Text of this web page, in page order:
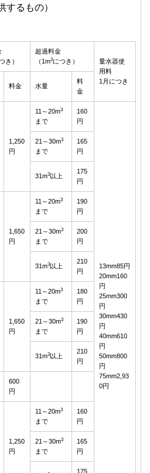
するもの）
き）
超過料金
（1m3につき）
量水器使
用料
1月につき
料金 水量
料
金
1,250
円
11～20m3
まで
160
円
13mm85円
20mm160
円
25mm300
円
30mm430
円
40mm610
円
50mm800
円
75mm2,93
0円
21～30m3
まで
165
円
31m3以上
175
円
1,650
円
11～20m3
まで
190
円
21～30m3
まで
200
円
31m3以上
210
円
1,650
円
11～20m3
まで
180
円
21～30m3
まで
190
円
31m3以上
210
円
600
円
1,250
円
11～20m3
まで
160
円
21～30m3
まで
165
円
175